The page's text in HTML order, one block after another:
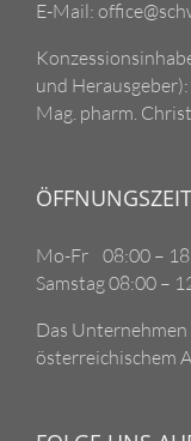
E-Mail:
und Herausgeber):
Mag. pharm.
Mo-Fr 08:00 –
Samstag 08:00 –
Das
österreichischem